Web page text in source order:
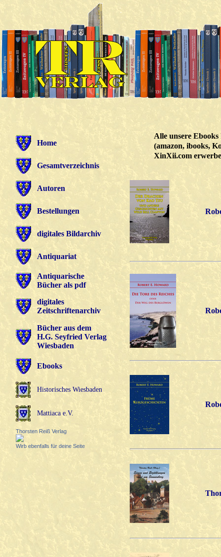
Home
Gesamtverzeichnis
Autoren
Bestellungen
digitales Bildarchiv
Antiquariat
Antiquarische
Bücher als pdf
digitales
Zeitschriftenarchiv
Bücher aus dem
H.G. Seyfried Verlag
Wiesbaden
Ebooks
Historisches Wiesbaden
Mattiaca e.V.
Thorsten Reiß Verlag
Wirb ebenfalls für deine Seite
Alle unsere
(amazon, ibooks,
XinXii.com